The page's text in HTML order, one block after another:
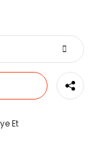
Et